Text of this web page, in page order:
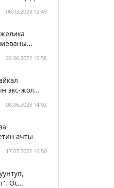
06.03.2023 12:49
22.06.2022 10:58
экс-жол...
08.06.2023 14:02
ачты
17.07.2022 16:50
Өс...